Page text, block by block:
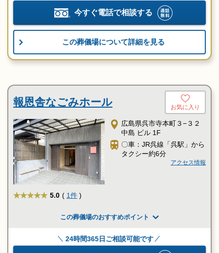
今すぐ電話で相談する
この葬儀場について詳細を見る
報恩舎なごみホール お気に入り
広島県呉市寺本町３−３２
中島 ビル 1F
〇車：JR呉線「呉駅」から
タクシー約6分
アクセス情報
★★★★★ 5.0 ( 1件 )
この葬儀場のおすすめポイント
24時間365日ご相談可能です